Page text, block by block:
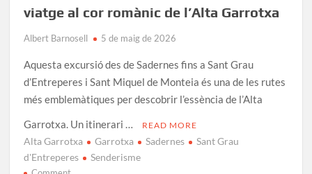
viatge al cor romànic de l’Alta Garrotxa
Albert Barnosell 5 de maig de 2026
Aquesta excursió des de Sadernes fins a Sant Grau
d’Entreperes i Sant Miquel de Monteia és una de les rutes
més emblemàtiques per descobrir l’essència de l’Alta
Garrotxa. Un itinerari …
READ MORE
Alta Garrotxa Garrotxa Sadernes
Sant Grau
d'Entreperes
Senderisme
on